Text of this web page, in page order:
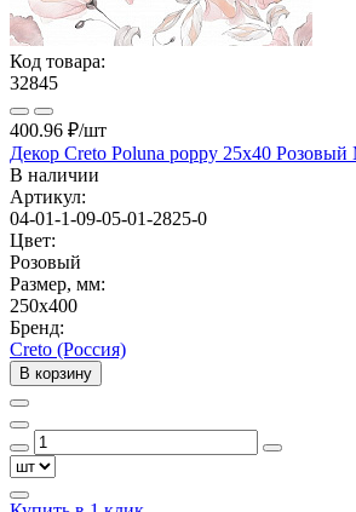
Код товара:
32845
400.96 ₽/шт
Декор Creto Poluna poppy 25x40 Розовый
В наличии
Артикул:
04-01-1-09-05-01-2825-0
Цвет:
Розовый
Размер, мм:
250x400
Бренд:
Creto (Россия)
В корзину